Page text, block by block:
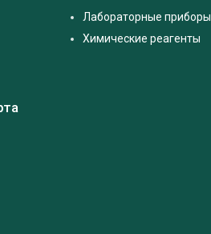
Лабораторные приборы
Химические реагенты